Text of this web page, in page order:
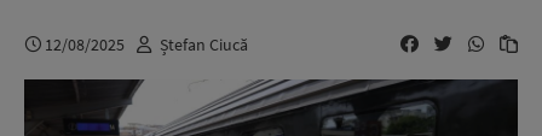
12/08/2025 Ștefan Ciucă